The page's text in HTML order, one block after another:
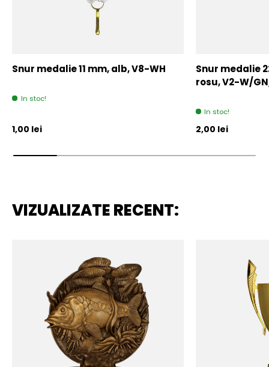
Snur medalie 11 mm, alb, V8-WH
In stoc!
Pret initial
1,00 lei
Snur medalie
rosu, V2-W/
In stoc!
Pret initial
2,00 lei
VIZUALIZATE RECENT: